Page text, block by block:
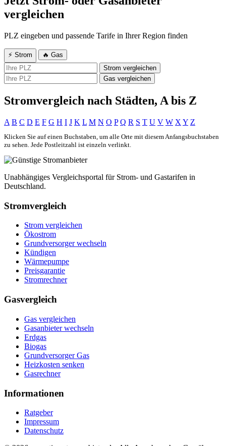
vergleichen
PLZ eingeben und passende Tarife in Ihrer Region finden
⚡ Strom
🔥 Gas
Strom vergleichen
Gas vergleichen
Stromvergleich nach Städten, A bis Z
A B C D E F G H I J K L M N O P Q R S T U V W X Y Z
Klicken Sie auf einen Buchstaben, um alle Orte mit diesem Anfangsbuchstaben
zu sehen. Jede Postleitzahl ist einzeln verlinkt.
Unabhängiges Vergleichsportal für Strom- und Gastarifen in
Deutschland.
Stromvergleich
Strom vergleichen
Ökostrom
Grundversorger wechseln
Kündigen
Wärmepumpe
Preisgarantie
Stromrechner
Gasvergleich
Gas vergleichen
Gasanbieter wechseln
Erdgas
Biogas
Grundversorger Gas
Heizkosten senken
Gasrechner
Informationen
Ratgeber
Impressum
Datenschutz